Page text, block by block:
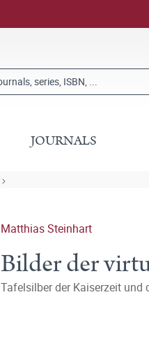
JOURNALS
Matthias Steinhart
Bilder der
Tafelsilber der Kaiserzeit und